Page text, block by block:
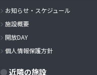
第三者への提供
法律で定められている場合を除い
三者に開示・提供・預託すること
反しない範囲において、お客さま
お知らせ・スケジュール
施設概要
開放DAY
個人情報保護方針
近隣の施設